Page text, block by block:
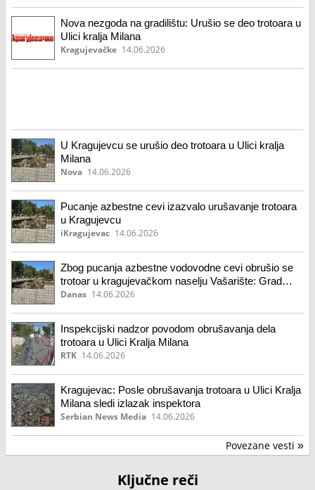
Nova nezgoda na gradilištu: Urušio se deo trotoara u
Ulici kralja Milana
Kragujevačke 14.06.2026
U Kragujevcu se urušio deo trotoara u Ulici kralja
Milana
Nova 14.06.2026
Pucanje azbestne cevi izazvalo urušavanje trotoara
u Kragujevcu
iKragujevac 14.06.2026
Zbog pucanja azbestne vodovodne cevi obrušio se
trotoar u kragujevačkom naselju Vašarište: Grad
aktivno prati razvoj situacije na terenu
Danas 14.06.2026
Inspekcijski nadzor povodom obrušavanja dela
trotoara u Ulici Kralja Milana
RTK 14.06.2026
Kragujevac: Posle obrušavanja trotoara u Ulici Kralja
Milana sledi izlazak inspektora
Serbian News Media 14.06.2026
Povezane vesti »
Ključne reči